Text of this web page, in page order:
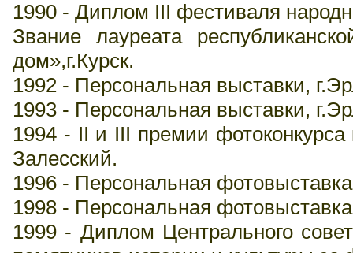
1990 - Диплом III фестиваля
Звание лауреата
дом»,г.Курск.
1992 - Персональная выставки,
1993 - Персональная выставки,
1994 - II и III премии
Залесский.
1996 - Персональная
1998 - Персональная
1999 - Диплом Центрального